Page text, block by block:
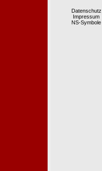
Datenschutz
Impressum
NS-Symbole